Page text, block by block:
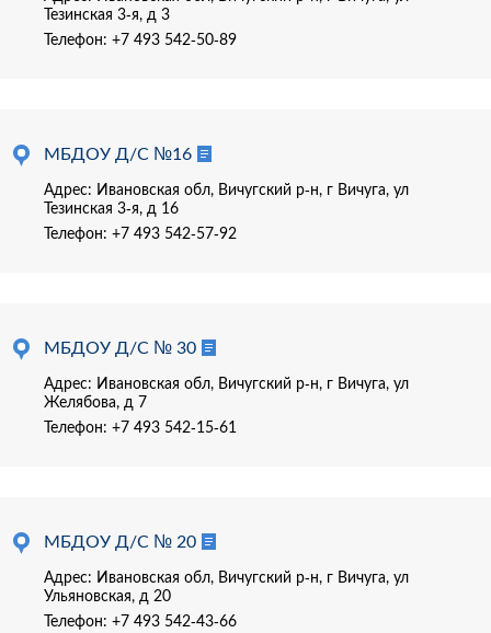
Тезинская 3-я, д 3
Телефон: +7 493 542-50-89
МБДОУ Д/С №16
Адрес: Ивановская обл, Вичугский р-н, г Вичуга, ул
Тезинская 3-я, д 16
Телефон: +7 493 542-57-92
МБДОУ Д/С № 30
Адрес: Ивановская обл, Вичугский р-н, г Вичуга, ул
Желябова, д 7
Телефон: +7 493 542-15-61
МБДОУ Д/С № 20
Адрес: Ивановская обл, Вичугский р-н, г Вичуга, ул
Ульяновская, д 20
Телефон: +7 493 542-43-66